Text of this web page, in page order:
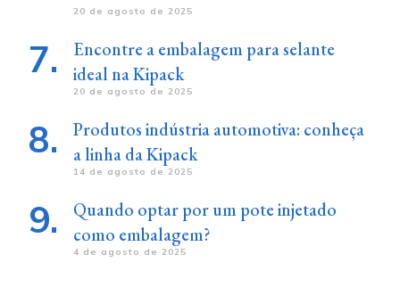
20 de agosto de 2025
Encontre a embalagem para selante
ideal na Kipack
20 de agosto de 2025
Produtos indústria automotiva: conheça
a linha da Kipack
14 de agosto de 2025
Quando optar por um pote injetado
como embalagem?
4 de agosto de 2025